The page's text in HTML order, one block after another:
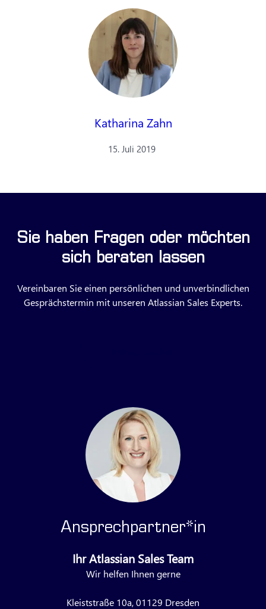
Katharina Zahn
15. Juli 2019
Sie haben Fragen oder möchten
sich beraten lassen
Vereinbaren Sie einen persönlichen und unverbindlichen
Gesprächstermin mit unseren Atlassian Sales Experts.
Ansprechpartner*in
Ihr Atlassian Sales Team
Wir helfen Ihnen gerne
Kleiststraße 10a, 01129 Dresden